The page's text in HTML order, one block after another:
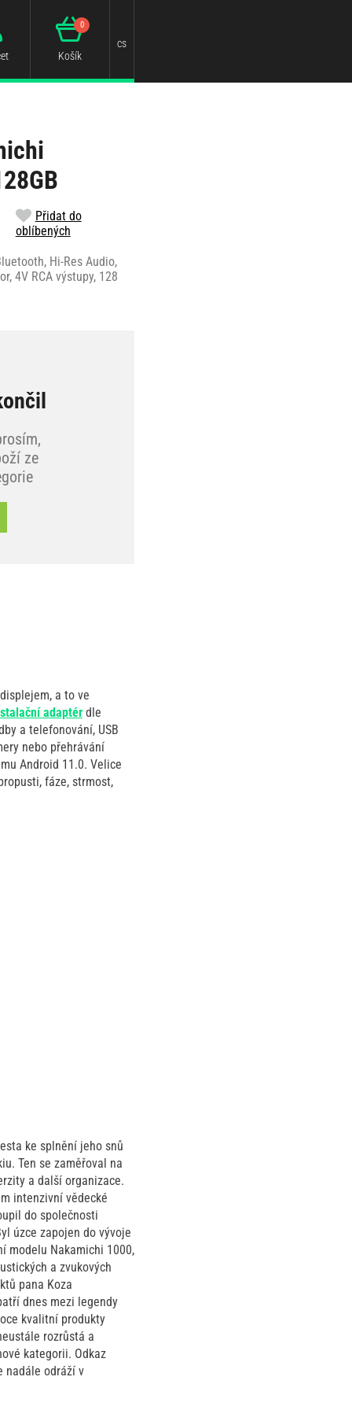
Košík
0
cs
Přidat do
oblíbených
Hi-Res Audio,
4V RCA výstupy, 128
ze
a to ve
adaptér dle
a telefonování, USB
nebo přehrávání
Android 11.0. Velice
fáze, strmost,
ke splnění jeho snů
Ten se zaměřoval na
a další organizace.
intenzivní vědecké
do společnosti
úzce zapojen do vývoje
modelu Nakamichi 1000,
a zvukových
pana Koza
dnes mezi legendy
kvalitní produkty
rozrůstá a
kategorii. Odkaz
nadále odráží v